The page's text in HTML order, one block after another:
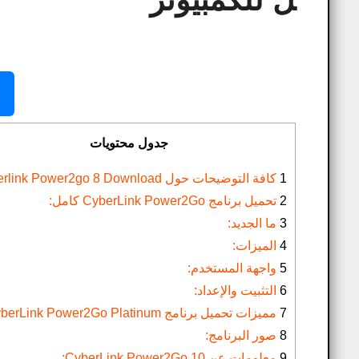
جدول محتويات
1 كافة التوضيحات حول Cyberlink Power2go 8 Download​:
2 تحميل برنامج CyberLink Power2Go كامل:
3 ما الجديد:
4 الميزات:
5 واجهة المستخدم:
6 التثبيت والإعداد:
7 مميزات تحميل برنامج CyberLink Power2Go Platinum:
8 صور البرنامج: